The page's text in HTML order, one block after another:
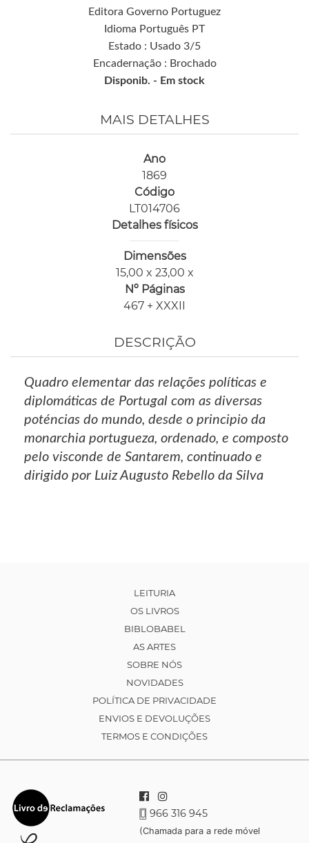
Editora Governo Portuguez
Idioma Português PT
Estado : Usado 3/5
Encadernação : Brochado
Disponib. - Em stock
MAIS DETALHES
Ano
1869
Código
LT014706
Detalhes físicos
Dimensões
15,00 x 23,00 x
Nº Páginas
467 + XXXII
DESCRIÇÃO
Quadro elementar das relações políticas e
diplomáticas de Portugal com as diversas
poténcias do mundo, desde o principio da
monarchia portugueza, ordenado, e composto
pelo visconde de Santarem, continuado e
dirigido por Luiz Augusto Rebello da Silva
LEITURIA
OS LIVROS
BIBLOBABEL
AS ARTES
SOBRE NÓS
NOVIDADES
POLÍTICA DE PRIVACIDADE
ENVIOS E DEVOLUÇÕES
TERMOS E CONDIÇÕES
966 316 945
(Chamada para a rede móvel